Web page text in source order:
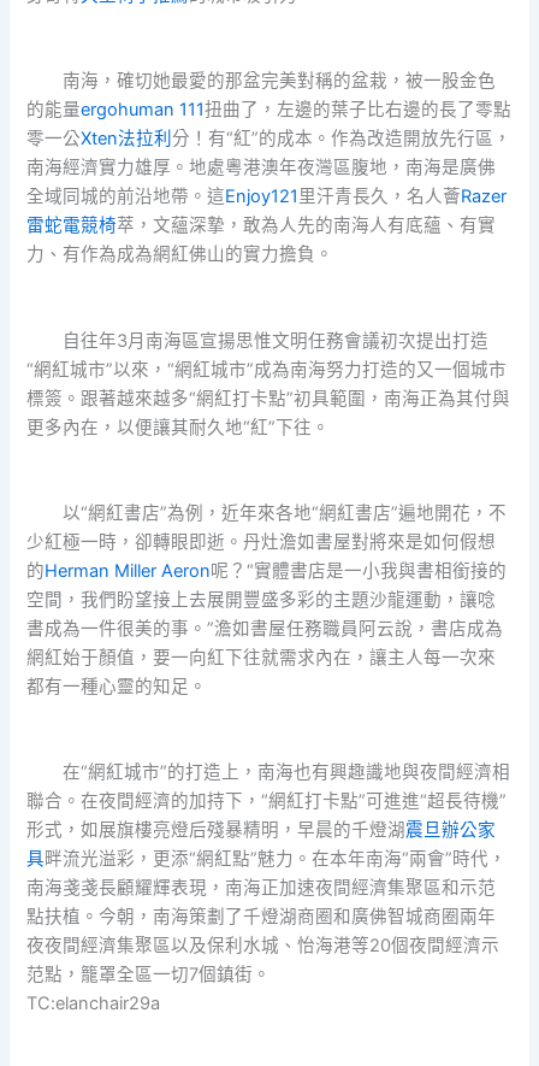
南海，確切她最愛的那盆完美對稱的盆栽，被一股金色
的能量ergohuman 111扭曲了，左邊的葉子比右邊的長了零點
零一公Xten法拉利分！有“紅”的成本。作為改造開放先行區，
南海經濟實力雄厚。地處粵港澳年夜灣區腹地，南海是廣佛
全域同城的前沿地帶。這Enjoy121里汗青長久，名人薈Razer
雷蛇電競椅萃，文蘊深摯，敢為人先的南海人有底蘊、有實
力、有作為成為網紅佛山的實力擔負。
自往年3月南海區宣揚思惟文明任務會議初次提出打造
“網紅城市”以來，“網紅城市”成為南海努力打造的又一個城市
標簽。跟著越來越多“網紅打卡點”初具範圍，南海正為其付與
更多內在，以便讓其耐久地“紅”下往。
以“網紅書店”為例，近年來各地“網紅書店”遍地開花，不
少紅極一時，卻轉眼即逝。丹灶澹如書屋對將來是如何假想
的Herman Miller Aeron呢？“實體書店是一小我與書相銜接的
空間，我們盼望接上去展開豐盛多彩的主題沙龍運動，讓唸
書成為一件很美的事。”澹如書屋任務職員阿云說，書店成為
網紅始于顏值，要一向紅下往就需求內在，讓主人每一次來
都有一種心靈的知足。
在“網紅城市”的打造上，南海也有興趣識地與夜間經濟相
聯合。在夜間經濟的加持下，“網紅打卡點”可進進“超長待機”
形式，如展旗樓亮燈后殘暴精明，早晨的千燈湖震旦辦公家
具畔流光溢彩，更添“網紅點”魅力。在本年南海“兩會”時代，
南海戔戔長顧耀輝表現，南海正加速夜間經濟集聚區和示范
點扶植。今朝，南海策劃了千燈湖商圈和廣佛智城商圈兩年
夜夜間經濟集聚區以及保利水城、怡海港等20個夜間經濟示
范點，籠罩全區一切7個鎮街。
TC:elanchair29a